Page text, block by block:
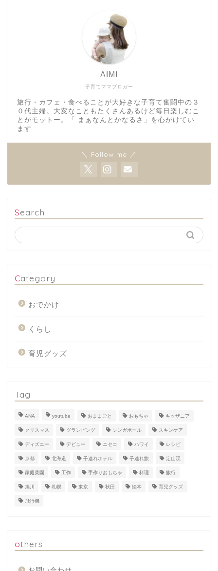
子育てママブロガー
AIMI
旅行・カフェ・食べることが大好きな子育て奮闘中の３
０代主婦。大変なこともたくさんあるけど毎日楽しむこ
とがモットー。「 まぁなんとかなるさ」を心がけてい
ます
＼ Follow me ／
Search
Category
おでかけ
くらし
育児グッズ
Tag
ANA youtube おままごと おもちゃ キッザニア
クリスマス グランピング シンガポール スキンケア
ディズニー デビュー ニセコ ハワイ レシピ
京都 北海道 子連れホテル 子連れ旅 定山渓
家庭菜園 工作 手作りおもちゃ 料理 旅行
旭川 札幌 東京 秋田 絵本 育児グッズ
飛行機
others